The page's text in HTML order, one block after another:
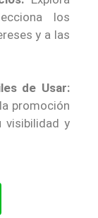
los
y a las
de Usar:
promoción
visibilidad y